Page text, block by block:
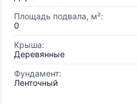
Площадь подвала, м²:
0
Крыша:
Деревянные
Фундамент:
Ленточный